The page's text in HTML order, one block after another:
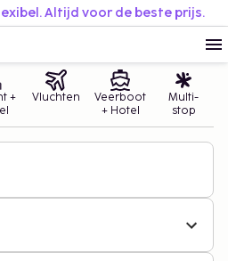
Altijd voor de beste prijs.
+
Vluchten
Veerboot
+ Hotel
Multi-
stop